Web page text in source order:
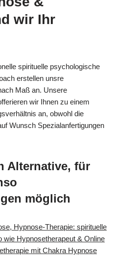
wir Ihr
spirituelle psychologische
erstellen unsre
Maß an. Unsere
wir Ihnen zu einem
an, obwohl die
Wunsch Spezialanfertigungen
Alternative, für
möglich
Hypnose-Therapie: spirituelle
Hypnosetherapeut & Online
mit Chakra Hypnose